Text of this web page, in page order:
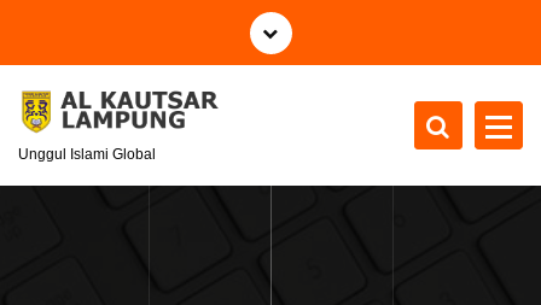
i
c
Unggul Islami Global